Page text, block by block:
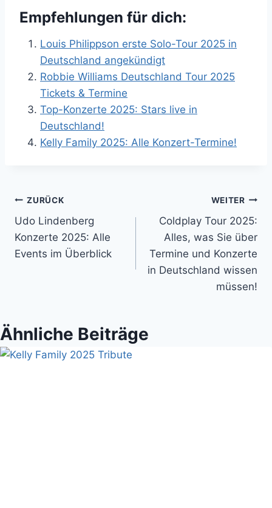
Empfehlungen für dich:
Louis Philippson erste Solo-Tour 2025 in
Deutschland angekündigt
Robbie Williams Deutschland Tour 2025
Tickets & Termine
Top-Konzerte 2025: Stars live in
Deutschland!
Kelly Family 2025: Alle Konzert-Termine!
Beitragsnavigation
ZURÜCK
Udo Lindenberg
Konzerte 2025: Alle
Events im Überblick
WEITER
Coldplay Tour 2025:
Alles, was Sie über
Termine und Konzerte
in Deutschland wissen
müssen!
Ähnliche Beiträge